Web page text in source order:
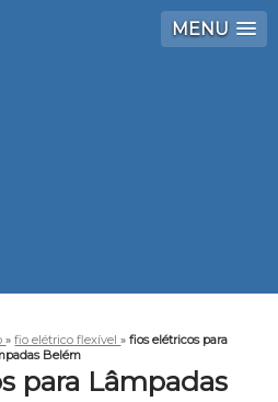
MENU
»fio elétrico flexível»fios elétricos para
Belém
para Lâmpadas